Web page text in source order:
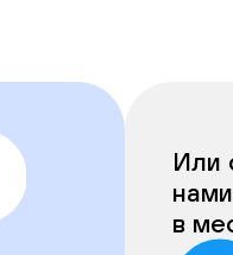
Или
нами
в